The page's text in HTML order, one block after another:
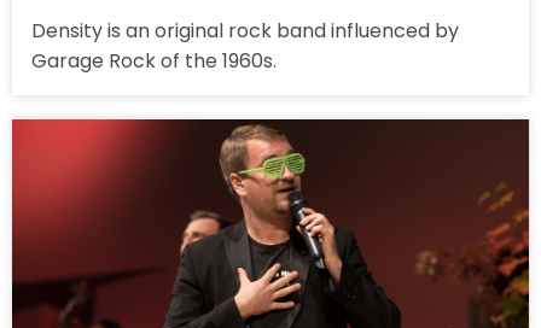
Density is an original rock band influenced by
Garage Rock of the 1960s.